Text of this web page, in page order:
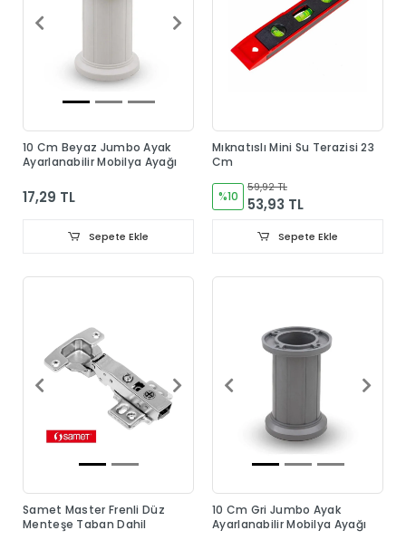
10 Cm Beyaz Jumbo Ayak
Ayarlanabilir Mobilya Ayağı
17,29 TL
Sepete Ekle
Mıknatıslı Mini Su Terazisi 23
Cm
%10
59,92 TL
53,93 TL
Sepete Ekle
Samet Master Frenli Düz
Menteşe Taban Dahil
10 Cm Gri Jumbo Ayak
Ayarlanabilir Mobilya Ayağı